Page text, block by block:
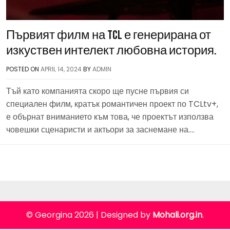
Първият филм на TCL е генерирана от
изкуствен интелект любовна история.
POSTED ON APRIL 14, 2024BYADMIN
Тъй като компанията скоро ще пусне първия си
специален филм, кратък романтичен проект по TCLtv+,
е обърнат вниманието към това, че проектът използва
човешки сценаристи и актьори за заснемане на….
© Georgina 2026 | Designed by Mohali.org.in.